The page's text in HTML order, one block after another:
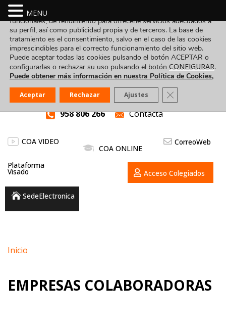
958 806 266 Contacta
COA VIDEO
COA ONLINE
CorreoWeb
Plataforma
Visado Acceso Colegiados
SedeElectronica
Inicio
EMPRESAS COLABORADORAS
MENU
Utilizamos cookies propias y de terceros para fines analíticos,
funcionales, de rendimiento para ofrecerle servicios adecuados a
su perfil, así como publicidad propia y de terceros. La base de
tratamiento es el consentimiento, salvo en el caso de las cookies
imprescindibles para el correcto funcionamiento del sitio web.
Puede aceptar todas las cookies pulsando el botón ACEPTAR o
configurarlas o rechazar su uso pulsando el botón CONFIGURAR.
Puede obtener más información en nuestra Política de Cookies,
Aceptar Rechazar Ajustes Cerrar el banner